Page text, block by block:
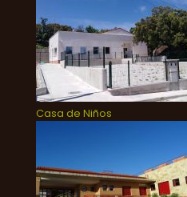
Casa de Niños